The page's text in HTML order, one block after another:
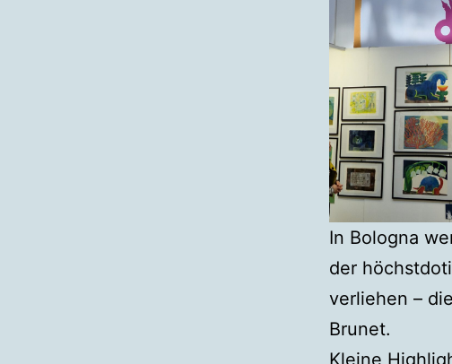
In Bologna
der
verliehen –
Brunet.
Kleine